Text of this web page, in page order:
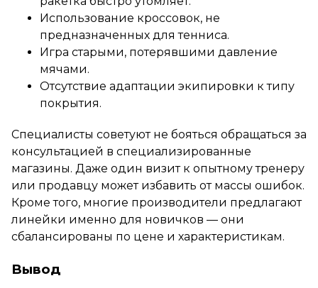
Использование кроссовок, не
предназначенных для тенниса.
Игра старыми, потерявшими давление
мячами.
Отсутствие адаптации экипировки к типу
покрытия.
Специалисты советуют не бояться обращаться за
консультацией в специализированные
магазины. Даже один визит к опытному тренеру
или продавцу может избавить от массы ошибок.
Кроме того, многие производители предлагают
линейки именно для новичков — они
сбалансированы по цене и характеристикам.
Вывод